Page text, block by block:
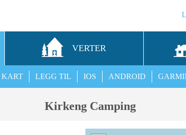
VERTER
ANDROID
IOS
LEGG TIL
KART
Kirkeng Camping